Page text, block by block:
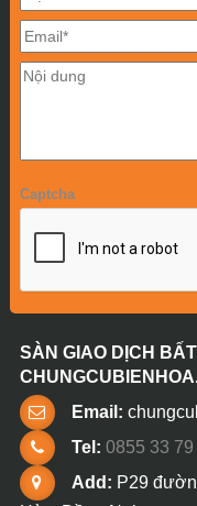
Captcha
SÀN GIAO DỊCH
Email:
Tel: 0855 33 79
Add: P29